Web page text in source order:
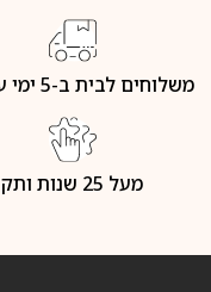
משלוחים לבית ב-5 ימי עסקים
מעל 25 שנות ותק